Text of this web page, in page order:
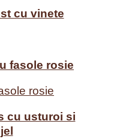
cu vinete
fasole rosie
cu usturoi si